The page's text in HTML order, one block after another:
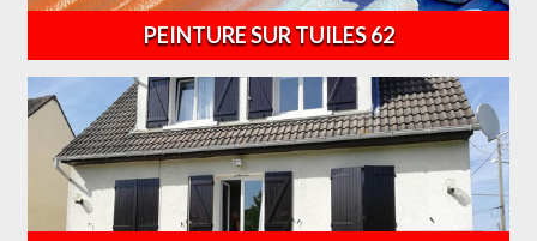
PEINTURE SUR TUILES 62